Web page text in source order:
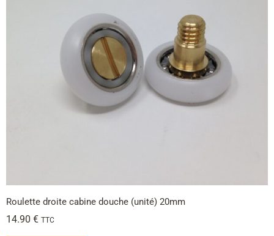
Roulette droite cabine douche (unité) 20mm
14.90 € TTC